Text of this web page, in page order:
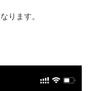
ります。